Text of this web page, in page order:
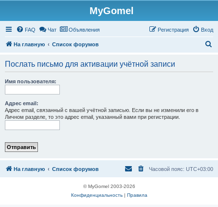
MyGomel
FAQ Чат Объявления Вход
Регистрация
На главную Список форумов
Послать письмо для активации учётной записи
Имя пользователя:
Адрес email:
Адрес email, связанный с вашей учётной записью. Если вы не изменили его в
Личном разделе, то это адрес email, указанный вами при регистрации.
На главную Список форумов Часовой пояс: UTC+03:00
© MyGomel 2003-2026
Конфиденциальность| Правила